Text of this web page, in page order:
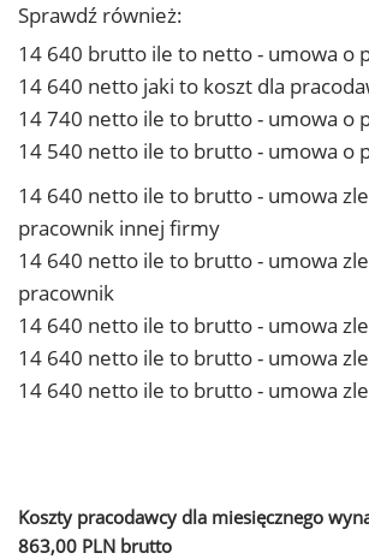
Sprawdź również:
14 640 brutto ile to netto - umowa o
14 640 netto jaki to koszt dla
14 740 netto ile to brutto - umowa o
14 540 netto ile to brutto - umowa o
14 640 netto ile to brutto - umowa
pracownik innej firmy
14 640 netto ile to brutto - umowa
pracownik
14 640 netto ile to brutto - umowa
14 640 netto ile to brutto - umowa
14 640 netto ile to brutto - umowa
Koszty pracodawcy dla miesięcznego
863,00 PLN brutto